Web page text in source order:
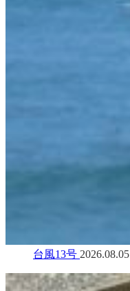
台風13号 2026.08.05